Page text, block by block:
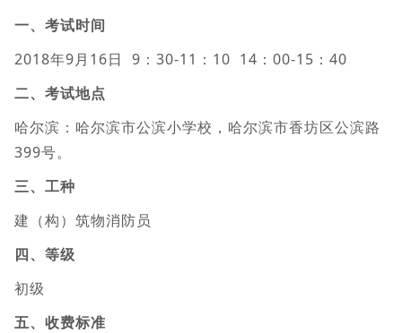
一、考试时间
2018年9月16日 9：30-11：10 14：00-15：40
二、考试地点
哈尔滨：哈尔滨市公滨小学校，哈尔滨市香坊区公滨路
399号。
三、工种
建（构）筑物消防员
四、等级
初级
五、收费标准